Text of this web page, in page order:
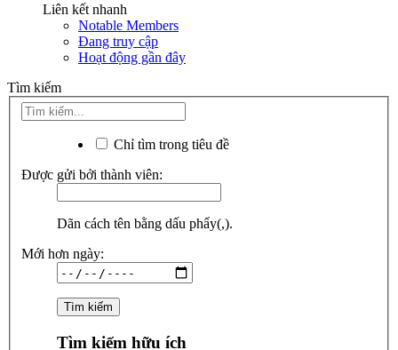
Liên kết nhanh
Notable Members
Đang truy cập
Hoạt động gần đây
Tìm kiếm
Chỉ tìm trong tiêu đề
Được gửi bởi thành viên:
Dãn cách tên bằng dấu phẩy(,).
Mới hơn ngày:
Tìm kiếm hữu ích